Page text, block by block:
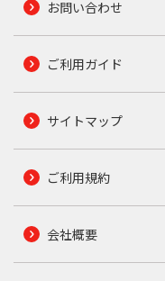
お問い合わせ
ご利用ガイド
サイトマップ
ご利用規約
会社概要